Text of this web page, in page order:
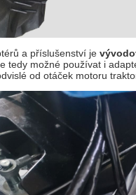
a příslušenství je
tedy možné používat i
od otáček motoru